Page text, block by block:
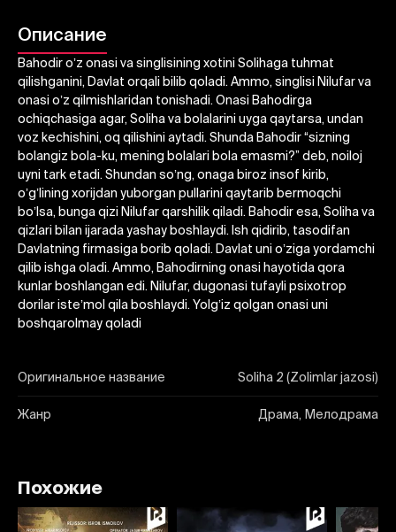
Описание
Bahodir oʼz onasi va singlisining xotini Solihaga tuhmat
qilishganini, Davlat orqali bilib qoladi. Аmmo, singlisi Nilufar va
onasi oʼz qilmishlaridan tonishadi. Onasi Bahodirga
ochiqchasiga agar, Soliha va bolalarini uyga qaytarsa, undan
voz kechishini, oq qilishini aytadi. Shunda Bahodir “sizning
bolangiz bola-ku, mening bolalari bola emasmi?” deb, noiloj
uyni tark etadi. Shundan soʼng, onaga biroz insof kirib,
oʼgʼlining xorijdan yuborgan pullarini qaytarib bermoqchi
boʼlsa, bunga qizi Nilufar qarshilik qiladi. Bahodir esa, Soliha va
qizlari bilan ijarada yashay boshlaydi. Ish qidirib, tasodifan
Davlatning firmasiga borib qoladi. Davlat uni oʼziga yordamchi
qilib ishga oladi. Аmmo, Bahodirning onasi hayotida qora
kunlar boshlangan edi. Nilufar, dugonasi tufayli psixotrop
dorilar isteʼmol qila boshlaydi. Yolgʼiz qolgan onasi uni
boshqarolmay qoladi
Оригинальное название Soliha 2 (Zolimlar jazosi)
Жанр Драма, Мелодрама
Отправить
Похожие
Отменить Авторизоваться